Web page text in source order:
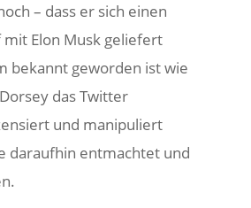
– dass er sich einen
Elon Musk geliefert
bekannt geworden ist wie
das Twitter
und manipuliert
daraufhin entmachtet und